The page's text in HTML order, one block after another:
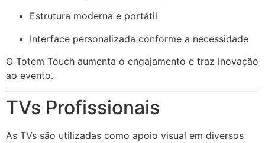
Estrutura moderna e portátil
Interface personalizada conforme a necessidade
O Totem Touch aumenta o engajamento e traz inovação
ao evento.
TVs Profissionais
As TVs são utilizadas como apoio visual em diversos